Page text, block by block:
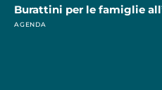
Burattini per le famiglie
AGENDA